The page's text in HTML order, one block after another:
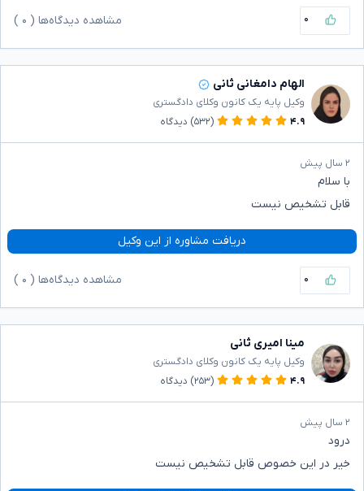
۰ مشاهده دیدگاه‌ها ( ۰
الهام دامغانی ثانی
وکیل پایه یک کانون وکلای دادگستری
۴.۹
(۵۳۲) دیدگاه
۲ سال پیش
با سلام
قابل تشخیص نیست
دریافت مشاوره از این وکیل
۰ مشاهده دیدگاه‌ها ( ۰
مینا امیری ثانی
وکیل پایه یک کانون وکلای دادگستری
۴.۹
(۲۵۳) دیدگاه
۲ سال پیش
درود
خیر در این خصوص قابل تشخیص نیست